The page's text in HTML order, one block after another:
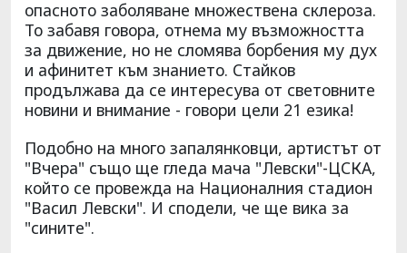
опасното заболяване множествена склероза.
То забавя говора, отнема му възможността
за движение, но не сломява борбения му дух
и афинитет към знанието. Стайков
продължава да се интересува от световните
новини и внимание - говори цели 21 езика!
Подобно на много запалянковци, артистът от
"Вчера" също ще гледа мача "Левски"-ЦСКА,
който се провежда на Националния стадион
"Васил Левски". И сподели, че ще вика за
"сините".